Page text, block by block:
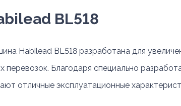
BL518
Habilead BL518 разработана для
перевозок. Благодаря специально
отличные эксплуатационные